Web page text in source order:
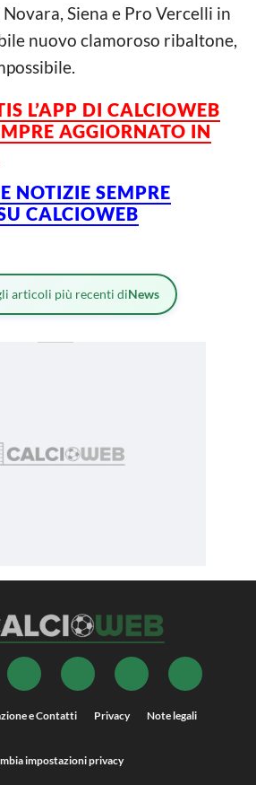
Siena e Pro Vercelli in
nuovo clamoroso ribaltone,
L’APP DI CALCIOWEB
AGGIORNATO IN
NOTIZIE SEMPRE
CALCIOWEB
articoli più recenti diNews
e Contatti Privacy Note legali
impostazioni privacy